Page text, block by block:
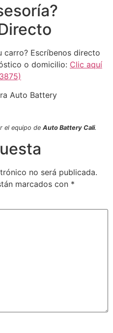
carro? Escríbenos directo
o domicilio: Clic aquí
Auto Battery
el equipo de Auto Battery Cali.
no será publicada.
marcados con *